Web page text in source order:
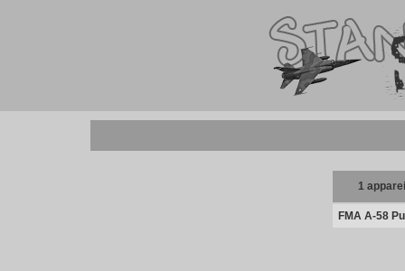
1 appareil
FMA A-58